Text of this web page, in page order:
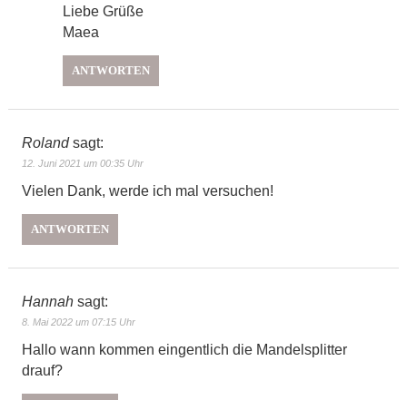
Liebe Grüße
Maea
ANTWORTEN
Roland sagt:
12. Juni 2021 um 00:35 Uhr
Vielen Dank, werde ich mal versuchen!
ANTWORTEN
Hannah sagt:
8. Mai 2022 um 07:15 Uhr
Hallo wann kommen eingentlich die Mandelsplitter
drauf?